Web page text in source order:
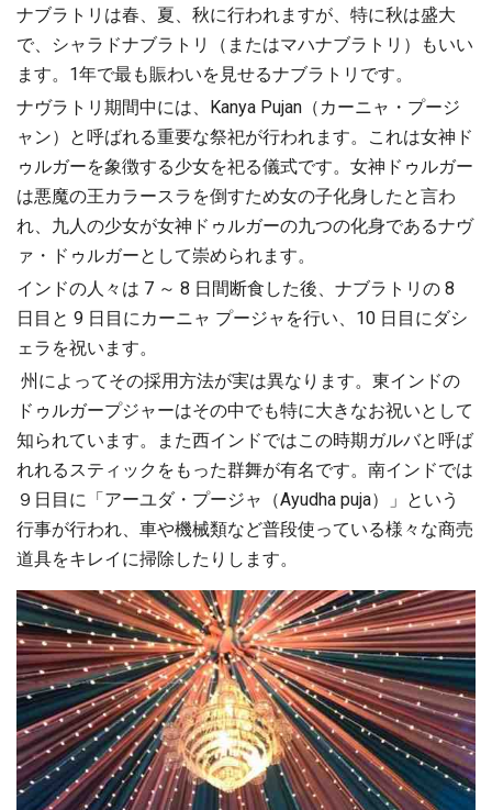
ナブラトリは春、夏、秋に行われますが、特に秋は盛大
で、シャラドナブラトリ（またはマハナブラトリ）もいい
ます。1年で最も賑わいを見せるナブラトリです。
ナヴラトリ期間中には、Kanya Pujan（カーニャ・プージ
ャン）と呼ばれる重要な祭祀が行われます。これは女神ド
ゥルガーを象徴する少女を祀る儀式です。女神ドゥルガー
は悪魔の王カラースラを倒すため女の子化身したと言わ
れ、九人の少女が女神ドゥルガーの九つの化身であるナヴ
ァ・ドゥルガーとして崇められます。
インドの人々は 7 ～ 8 日間断食した後、ナブラトリの 8
日目と 9 日目にカーニャ プージャを行い、10 日目にダシ
ェラを祝います。
州によってその採用方法が実は異なります。東インドの
ドゥルガープジャーはその中でも特に大きなお祝いとして
知られています。また西インドではこの時期ガルバと呼ば
れれるスティックをもった群舞が有名です。南インドでは
９日目に「アーユダ・プージャ（Ayudha puja）」という
行事が行われ、車や機械類など普段使っている様々な商売
道具をキレイに掃除したりします。